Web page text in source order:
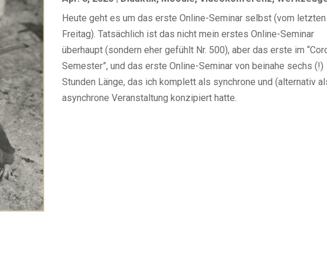
Heute geht es um das erste Online-Seminar selbst (vom letzten
Freitag). Tatsächlich ist das nicht mein erstes Online-Seminar
überhaupt (sondern eher gefühlt Nr. 500), aber das erste im
Semester”, und das erste Online-Seminar von beinahe sechs (!)
Stunden Länge, das ich komplett als synchrone und (alternativ
asynchrone Veranstaltung konzipiert hatte.